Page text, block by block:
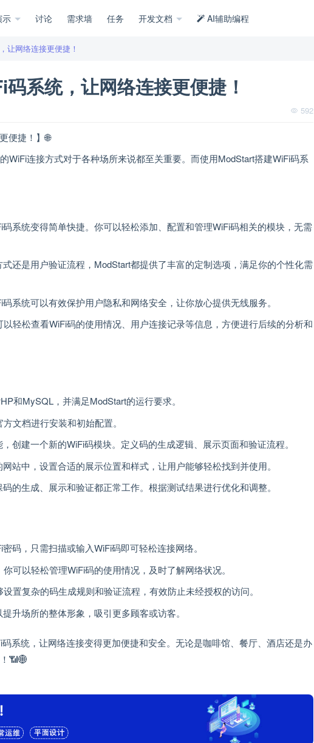
示 讨论 需求墙 任务 开发文档 AI辅助编程
让网络连接更便捷！
系统，让网络连接更便捷！
592
便捷！】🌐
WiFi连接方式对于各种场所来说都至关重要。而使用ModStart搭建WiFi码系
系统变得简单快捷。你可以轻松添加、配置和管理WiFi码相关的模块，无需
还是用户验证流程，ModStart都提供了丰富的定制选项，满足你的个性化需
系统可以有效保护用户隐私和网络安全，让你放心提供无线服务。
轻松查看WiFi码的使用情况、用户连接记录等信息，方便进行后续的分析和
和MySQL，并满足ModStart的运行要求。
文档进行安装和初始配置。
创建一个新的WiFi码模块。定义码的生成逻辑、展示页面和验证流程。
站中，设置合适的展示位置和样式，让用户能够轻松找到并使用。
的生成、展示和验证都正常工作。根据测试结果进行优化和调整。
码，只需扫描或输入WiFi码即可轻松连接网络。
可以轻松管理WiFi码的使用情况，及时了解网络状况。
置复杂的码生成规则和验证流程，有效防止未经授权的访问。
升场所的整体形象，吸引更多顾客或访客。
系统，让网络连接变得更加便捷和安全。无论是咖啡馆、餐厅、酒店还是办
📶🌐